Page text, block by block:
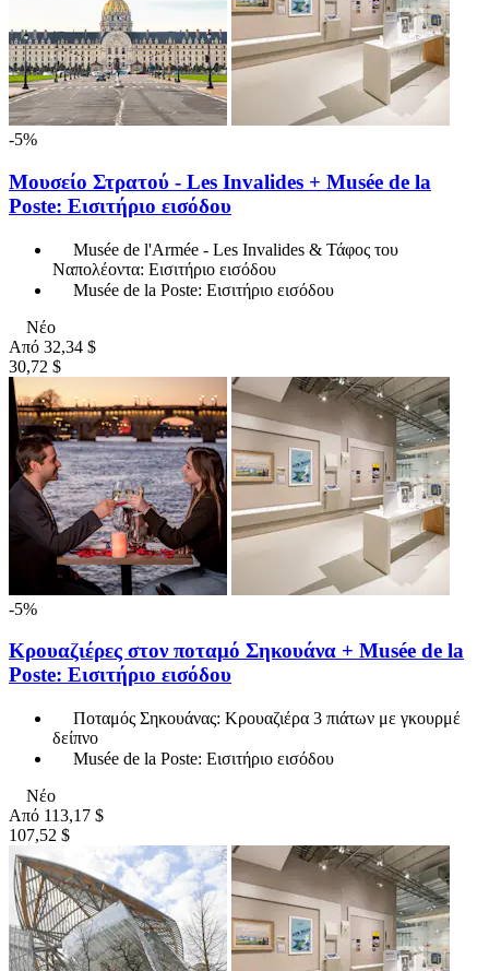
-5%
Μουσείο Στρατού - Les Invalides + Musée de la
Poste: Εισιτήριο εισόδου
Musée de l'Armée - Les Invalides & Τάφος του
Ναπολέοντα: Εισιτήριο εισόδου
Musée de la Poste: Εισιτήριο εισόδου
Νέο
Από 32,34 $
30,72 $
-5%
Κρουαζιέρες στον ποταμό Σηκουάνα + Musée de la
Poste: Εισιτήριο εισόδου
Ποταμός Σηκουάνας: Κρουαζιέρα 3 πιάτων με γκουρμέ
δείπνο
Musée de la Poste: Εισιτήριο εισόδου
Νέο
Από 113,17 $
107,52 $